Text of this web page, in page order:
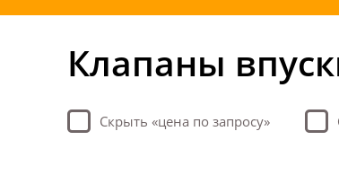
Клапаны
Скрыть «цена по запросу»